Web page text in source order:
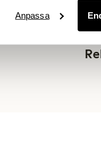
Anpassa